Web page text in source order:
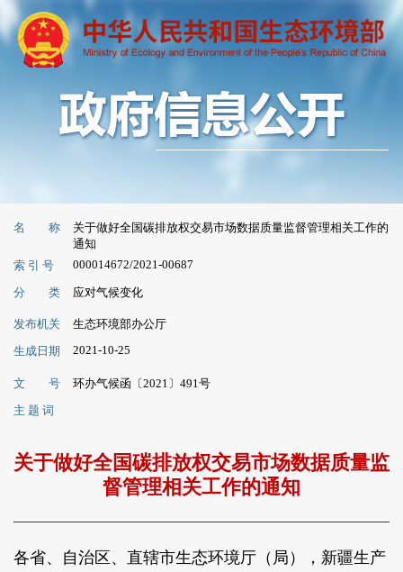
名 称
关于做好全国碳排放权交易市场数据质量监督管理相关工作的
通知
索 引 号
000014672/2021-00687
分 类 应对气候变化
发布机关
生态环境部办公厅
生成日期
2021-10-25
文 号
环办气候函〔2021〕491号
主 题 词
关于做好全国碳排放权交易市场数据质量监
督管理相关工作的通知
各省、自治区、直辖市生态环境厅（局），新疆生产